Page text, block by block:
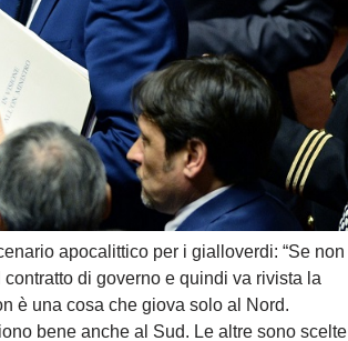
apocalittico per i gialloverdi: “Se non
di governo e quindi va rivista la
è una cosa che giova solo al Nord.
bene anche al Sud. Le altre sono scelte